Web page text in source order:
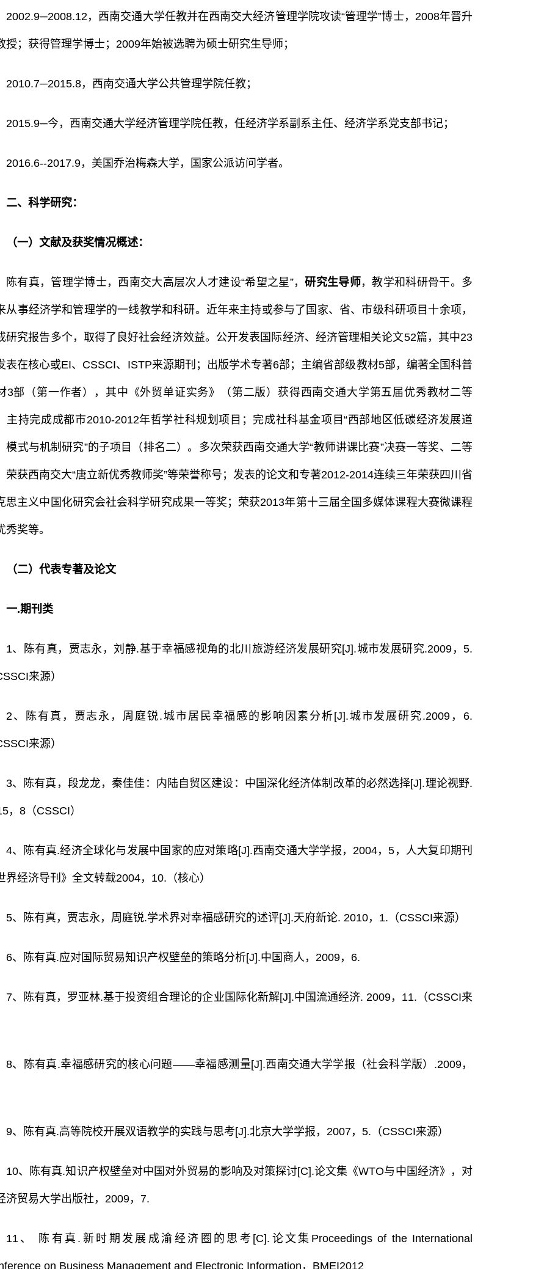
2002.9─2008.12，西南交通大学任教并在西南交大经济管理学院攻读“管理学”博士，2008年晋升
授；获得管理学博士；2009年始被选聘为硕士研究生导师；
2010.7─2015.8，西南交通大学公共管理学院任教；
2015.9─今，西南交通大学经济管理学院任教，任经济学系副系主任、经济学系党支部书记；
2016.6--2017.9，美国乔治梅森大学，国家公派访问学者。
二、科学研究：
（一）文献及获奖情况概述：
陈有真，管理学博士，西南交大高层次人才建设“希望之星”，研究生导师，教学和科研骨干。多
从事经济学和管理学的一线教学和科研。近年来主持或参与了国家、省、市级科研项目十余项，
研究报告多个，取得了良好社会经济效益。公开发表国际经济、经济管理相关论文52篇，其中23
表在核心或EI、CSSCI、ISTP来源期刊；出版学术专著6部；主编省部级教材5部，编著全国科普
3部（第一作者），其中《外贸单证实务》（第二版）获得西南交通大学第五届优秀教材二等
主持完成成都市2010-2012年哲学社科规划项目；完成社科基金项目“西部地区低碳经济发展道
模式与机制研究”的子项目（排名二）。多次荣获西南交通大学“教师讲课比赛”决赛一等奖、二等
荣获西南交大“唐立新优秀教师奖”等荣誉称号；发表的论文和专著2012-2014连续三年荣获四川省
思主义中国化研究会社会科学研究成果一等奖；荣获2013年第十三届全国多媒体课程大赛微课程
秀奖等。
（二）代表专著及论文
一.期刊类
1、陈有真，贾志永，刘静.基于幸福感视角的北川旅游经济发展研究[J].城市发展研究.2009，5.
来源）
2、陈有真，贾志永，周庭锐.城市居民幸福感的影响因素分析[J].城市发展研究.2009，6.
来源）
3、陈有真，段龙龙，秦佳佳：内陆自贸区建设：中国深化经济体制改革的必然选择[J].理论视野.
，8（CSSCI）
4、陈有真.经济全球化与发展中国家的应对策略[J].西南交通大学学报，2004，5，人大复印期刊
界经济导刊》全文转载2004，10.（核心）
5、陈有真，贾志永，周庭锐.学术界对幸福感研究的述评[J].天府新论. 2010，1.（CSSCI来源）
6、陈有真.应对国际贸易知识产权壁垒的策略分析[J].中国商人，2009，6.
7、陈有真，罗亚林.基于投资组合理论的企业国际化新解[J].中国流通经济. 2009，11.（CSSCI来
8、陈有真.幸福感研究的核心问题——幸福感测量[J].西南交通大学学报（社会科学版）.2009，
9、陈有真.高等院校开展双语教学的实践与思考[J].北京大学学报，2007，5.（CSSCI来源）
10、陈有真.知识产权壁垒对中国对外贸易的影响及对策探讨[C].论文集《WTO与中国经济》，对
济贸易大学出版社，2009，7.
11、 陈有真.新时期发展成渝经济圈的思考[C].论文集Proceedings of the International
on Business Management and Electronic Information，BMEI2012